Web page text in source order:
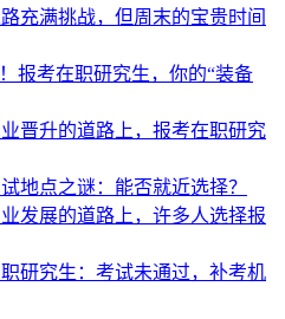
充满挑战，但周末的宝贵时间
报考在职研究生，你的“装备
晋升的道路上，报考在职研究
地点之谜：能否就近选择？
发展的道路上，许多人选择报
研究生：考试未通过，补考机